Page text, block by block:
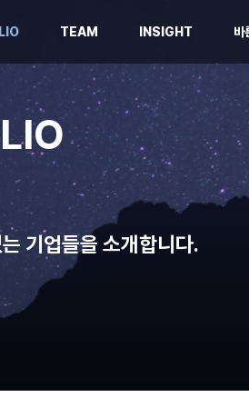
TEAM INSIGHT 바
기업들을 소개합니다.